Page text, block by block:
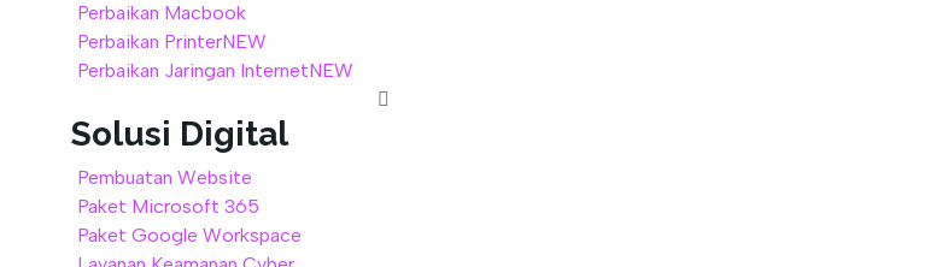
Perbaikan Macbook
Perbaikan PrinterNEW
Perbaikan Jaringan InternetNEW
Solusi Digital
Pembuatan Website
Paket Microsoft 365
Paket Google Workspace